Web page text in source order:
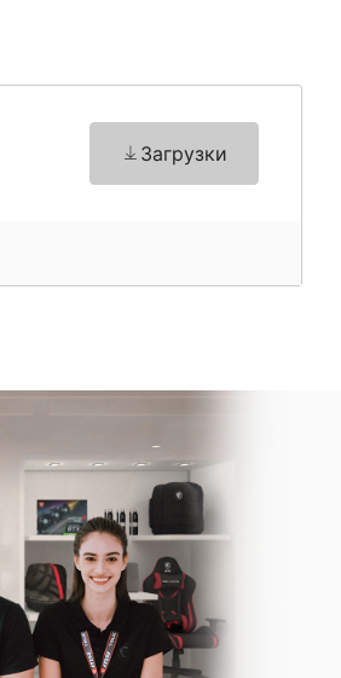
Загрузки